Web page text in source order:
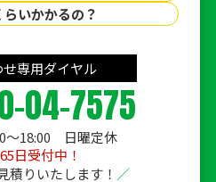
らいかかるの？
専用ダイヤル
04-7575
〜18:00 日曜定休
日受付中！
積りいたします！